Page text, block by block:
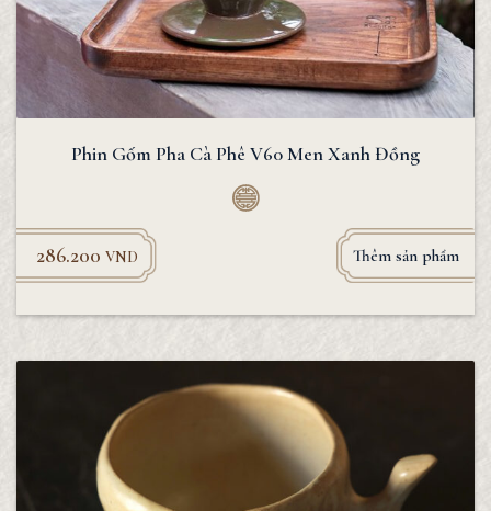
Phin Gốm Pha Cà Phê V60 Men Xanh Đồng
286.200 VND Thêm sản phẩm